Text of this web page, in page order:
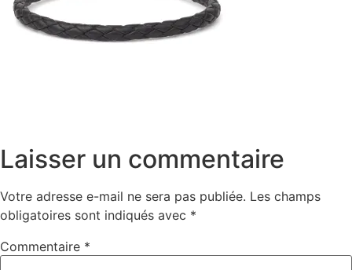
Laisser un commentaire
Votre adresse e-mail ne sera pas publiée. Les champs
obligatoires sont indiqués avec *
Commentaire *